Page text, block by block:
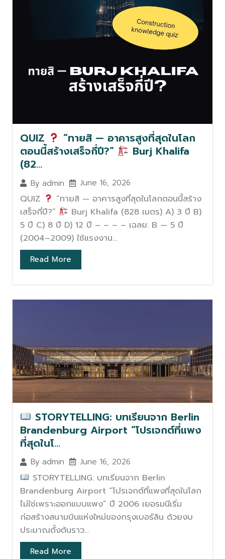
QUIZ
“ทายสิ — อาคารสูงที่สุดในโลก
ตอนนี้สร้างเสร็จกี่ปี?”
Burj Khalifa
(82…
By admin June 16, 2026
QUIZ
“ทายสิ — อาคารสูงที่สุดในโลกตอนนี้สร้าง
เสร็จกี่ปี?”
Burj Khalifa (828 เมตร) A) 3 ปี B)
5 ปี C) 8 ปี D) 12 ปี – – – – เฉลย: B — 5 ปี
(2004–2009) ใช้แรงงาน...
Read More
STORYTELLING: บทเรียนจาก Berlin
Brandenburg Airport “โปรเจกต์ที่แพง
ที่สุดในโ…
By admin June 16, 2026
STORYTELLING: บทเรียนจาก Berlin
Brandenburg Airport “โปรเจกต์ที่แพงที่สุดในโลก
ไม่ใช่เพราะออกแบบแพง” ปี 2006 เยอรมนีเริ่ม
ก่อสร้างสนามบินแห่งใหม่ของกรุงเบอร์ลิน ด้วยงบ
ประมาณตั้งต้นราว...
Read More